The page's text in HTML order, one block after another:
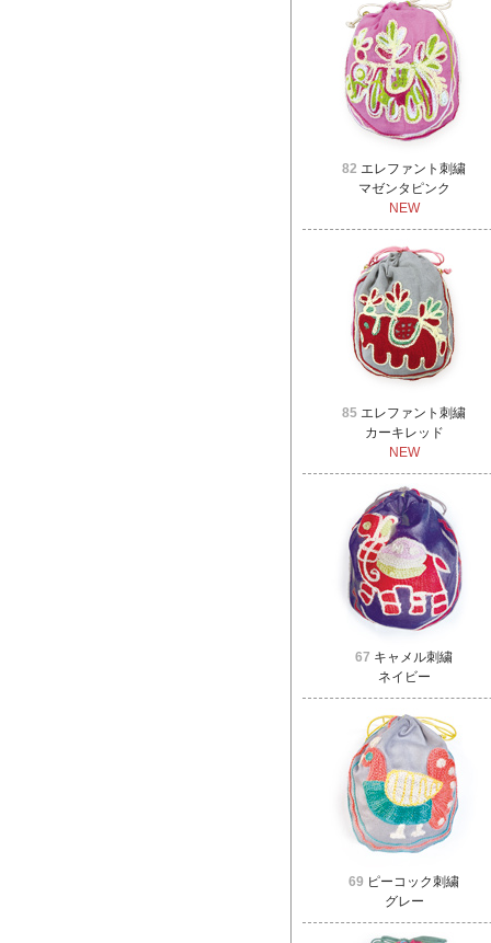
82 エレファント刺繍
マゼンタピンク
NEW
85 エレファント刺繍
カーキレッド
NEW
67 キャメル刺繍
ネイビー
69 ピーコック刺繍
グレー